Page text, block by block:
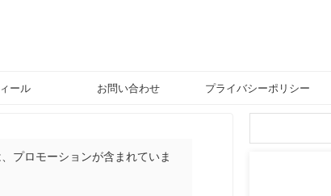
ール お問い合わせ プライバシーポリシー
プロモーションが含まれていま